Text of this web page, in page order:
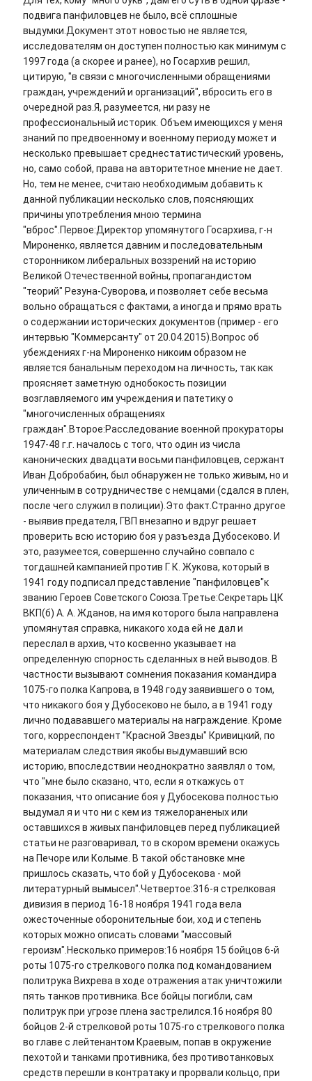
подвига панфиловцев не было, всё сплошные
выдумки.Документ этот новостью не является,
исследователям он доступен полностью как минимум с
1997 года (а скорее и ранее), но Госархив решил,
цитирую, "в связи с многочисленными обращениями
граждан, учреждений и организаций", вбросить его в
очередной раз.Я, разумеется, ни разу не
профессиональный историк. Объем имеющихся у меня
знаний по предвоенному и военному периоду может и
несколько превышает среднестатистический уровень,
но, само собой, права на авторитетное мнение не дает.
Но, тем не менее, считаю необходимым добавить к
данной публикации несколько слов, поясняющих
причины употребления мною термина
"вброс".Первое:Директор упомянутого Госархива, г-н
Мироненко, является давним и последовательным
сторонником либеральных воззрений на историю
Великой Отечественной войны, пропагандистом
"теорий" Резуна-Суворова, и позволяет себе весьма
вольно обращаться с фактами, а иногда и прямо врать
о содержании исторических документов (пример - его
интервью "Коммерсанту" от 20.04.2015).Вопрос об
убеждениях г-на Мироненко никоим образом не
является банальным переходом на личность, так как
проясняет заметную однобокость позиции
возглавляемого им учреждения и патетику о
"многочисленных обращениях
граждан".Второе:Расследование военной прокураторы
1947-48 г.г. началось с того, что один из числа
канонических двадцати восьми панфиловцев, сержант
Иван Добробабин, был обнаружен не только живым, но и
уличенным в сотрудничестве с немцами (сдался в плен,
после чего служил в полиции).Это факт.Странно другое
- выявив предателя, ГВП внезапно и вдруг решает
проверить всю историю боя у разъезда Дубосеково. И
это, разумеется, совершенно случайно совпало с
тогдашней кампанией против Г. К. Жукова, который в
1941 году подписал представление "панфиловцев"к
званию Героев Советского Союза.Третье:Секретарь ЦК
ВКП(б) А. А. Жданов, на имя которого была направлена
упомянутая справка, никакого хода ей не дал и
переслал в архив, что косвенно указывает на
определенную спорность сделанных в ней выводов. В
частности вызывают сомнения показания командира
1075-го полка Капрова, в 1948 году заявившего о том,
что никакого боя у Дубосеково не было, а в 1941 году
лично подававшего материалы на награждение. Кроме
того, корреспондент "Красной Звезды" Кривицкий, по
материалам следствия якобы выдумавший всю
историю, впоследствии неоднократно заявлял о том,
что "мне было сказано, что, если я откажусь от
показания, что описание боя у Дубосекова полностью
выдумал я и что ни с кем из тяжелораненых или
оставшихся в живых панфиловцев перед публикацией
статьи не разговаривал, то в скором времени окажусь
на Печоре или Колыме. В такой обстановке мне
пришлось сказать, что бой у Дубосекова - мой
литературный вымысел".Четвертое:316-я стрелковая
дивизия в период 16-18 ноября 1941 года вела
ожесточенные оборонительные бои, ход и степень
которых можно описать словами "массовый
героизм".Несколько примеров:16 ноября 15 бойцов 6-й
роты 1075-го стрелкового полка под командованием
политрука Вихрева в ходе отражения атак уничтожили
пять танков противника. Все бойцы погибли, сам
политрук при угрозе плена застрелился.16 ноября 80
бойцов 2-й стрелковой роты 1075-го стрелкового полка
во главе с лейтенантом Краевым, попав в окружение
пехотой и танками противника, без противотанковых
средств перешли в контратаку и прорвали кольцо, при